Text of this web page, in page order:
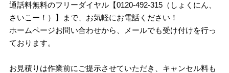
通話料無料のフリーダイヤル【0120-492-315（しょくにん、
さいこー！）】まで、お気軽にお電話ください！
ホームページお問い合わせから、メールでも受け付けを行っ
ております。
お見積りは作業前にご提示させていただき、キャンセル料も